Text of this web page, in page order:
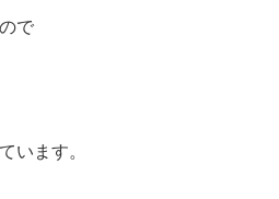
で
います。